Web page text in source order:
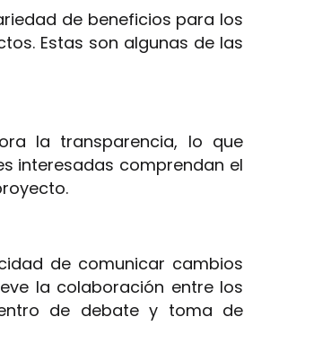
de beneficios para los
Estas son algunas de las
la transparencia, lo que
interesadas comprendan el
de comunicar cambios
la colaboración entre los
de debate y toma de